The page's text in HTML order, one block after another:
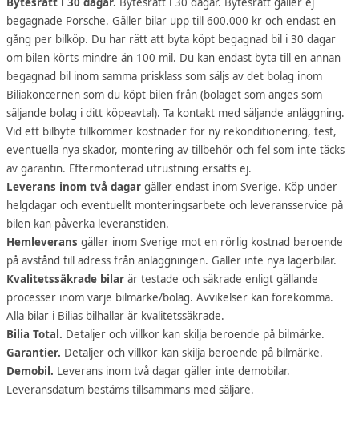
begagnade Porsche. Gäller bilar upp till 600.000 kr och endast en
gång per bilköp. Du har rätt att byta köpt begagnad bil i 30 dagar
om bilen körts mindre än 100 mil. Du kan endast byta till en annan
begagnad bil inom samma prisklass som säljs av det bolag inom
Biliakoncernen som du köpt bilen från (bolaget som anges som
säljande bolag i ditt köpeavtal). Ta kontakt med säljande anläggning.
Vid ett bilbyte tillkommer kostnader för ny rekonditionering, test,
eventuella nya skador, montering av tillbehör och fel som inte täcks
av garantin. Eftermonterad utrustning ersätts ej.
Leverans inom två dagar gäller endast inom Sverige. Köp under
helgdagar och eventuellt monteringsarbete och leveransservice på
bilen kan påverka leveranstiden.
Hemleverans gäller inom Sverige mot en rörlig kostnad beroende
på avstånd till adress från anläggningen. Gäller inte nya lagerbilar.
Kvalitetssäkrade bilar är testade och säkrade enligt gällande
processer inom varje bilmärke/bolag. Avvikelser kan förekomma.
Alla bilar i Bilias bilhallar är kvalitetssäkrade.
Bilia Total. Detaljer och villkor kan skilja beroende på bilmärke.
Garantier. Detaljer och villkor kan skilja beroende på bilmärke.
Demobil. Leverans inom två dagar gäller inte demobilar.
Leveransdatum bestäms tillsammans med säljare.